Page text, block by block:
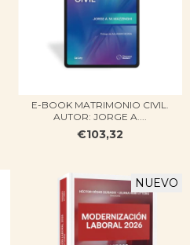
E-BOOK MATRIMONIO CIVIL.
AUTOR: JORGE A....
€103,32
NUEVO